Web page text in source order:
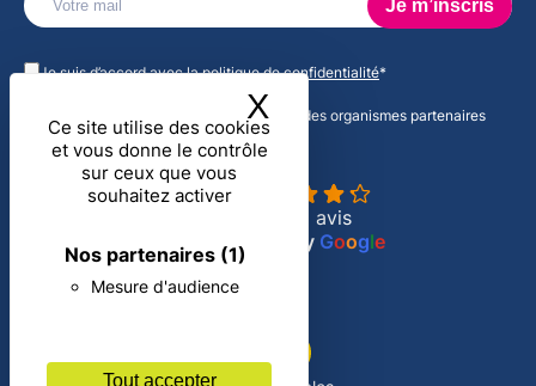
Ce site utilise des cookies
et vous donne le contrôle
sur ceux que vous
souhaitez activer
Nos partenaires (1)
Mesure d'audience
Tout accepter
X Masquer le
laisser
vide.
Je suis d’accord avec lapolitique de confidentialité*
J'accepte de recevoir des informations des organismes partenaires
d'ADN CSE
ADN CSE
4.3
Basé sur 16 avis
powered by Google